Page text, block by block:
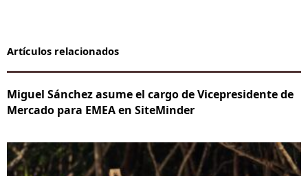
Artículos relacionados
Miguel Sánchez asume el cargo de Vicepresidente de
Mercado para EMEA en SiteMinder